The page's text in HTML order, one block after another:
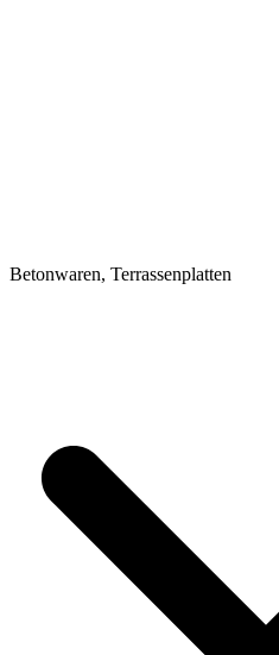
Betonwaren, Terrassenplatten